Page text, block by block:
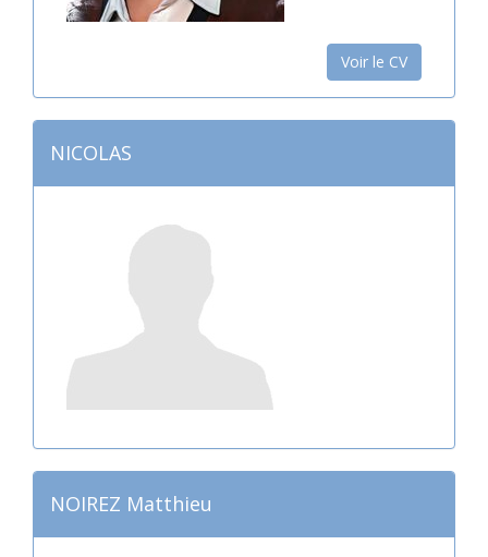
Voir le CV
NICOLAS
NOIREZ Matthieu